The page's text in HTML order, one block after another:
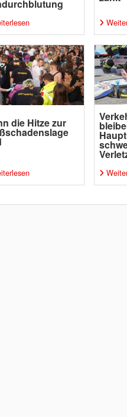
die Hitze zur